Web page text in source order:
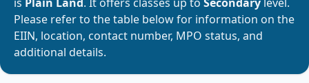
Please refer to the table below for information on the
EIIN, location, contact number, MPO status, and
additional details.